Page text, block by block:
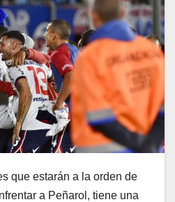
que estarán a la orden de
a Peñarol, tiene una